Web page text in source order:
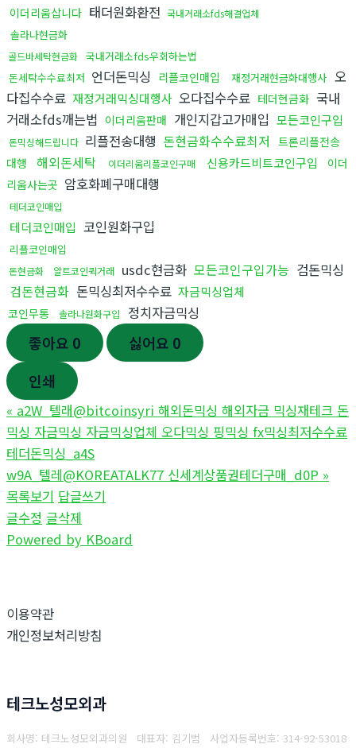
이더리움삽니다 태더원화환전 국내거래소fds해결업체
솔라나현금화
골드바세탁현금화 국내거래소fds우회하는법
돈세탁수수료최저 언더돈믹싱 리플코인매입 재정거래현금화대행사 오
다집수수료 재정거래믹싱대행사 오다집수수료 테더현금화 국내
거래소fds깨는법 이더리움판매 개인지갑고가매입 모든코인구입
돈믹싱해드립니다 리플전송대행 돈현금화수수료최저 트론리플전송
대행
해외돈세탁 이더리움리플코인구매 신용카드비트코인구입
이더
리움사는곳 암호화폐구매대행
테더코인매입
테더코인매입 코인원화구입
리플코인매입
돈현금화 알트코인퀵거래 usdc현금화 모든코인구입가능 검돈믹싱
검돈현금화 돈믹싱최저수수료 자금믹싱업체
코인무통 솔라나원화구입 정치자금믹싱
좋아요 0 싫어요 0
인쇄
« a2W_텔래@bitcoinsyri 해외돈믹싱 해외자금 믹싱재테크 돈
믹싱 자금믹싱 자금믹싱업체 오다믹싱 핑믹싱 fx믹싱최저수수료
테더돈믹싱_a4S
w9A_텔레@KOREATALK77 신세계상품권테더구매_d0P »
목록보기 답글쓰기
글수정 글삭제
Powered by KBoard
이용약관
개인정보처리방침
테크노성모외과
회사명: 테크노성모외과의원 대표자: 김기범 사업자등록번호: 314-92-53018